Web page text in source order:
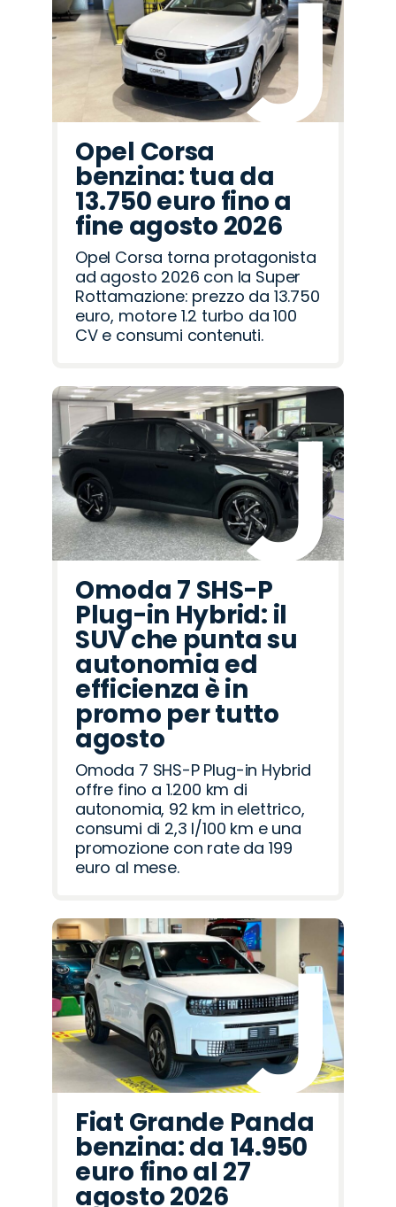
Opel Corsa
benzina: tua da
13.750 euro fino a
fine agosto 2026
Opel Corsa torna protagonista
ad agosto 2026 con la Super
Rottamazione: prezzo da 13.750
euro, motore 1.2 turbo da 100
CV e consumi contenuti.
Omoda 7 SHS-P
Plug-in Hybrid: il
SUV che punta su
autonomia ed
efficienza è in
promo per tutto
agosto
Omoda 7 SHS-P Plug-in Hybrid
offre fino a 1.200 km di
autonomia, 92 km in elettrico,
consumi di 2,3 l/100 km e una
promozione con rate da 199
euro al mese.
Fiat Grande Panda
benzina: da 14.950
euro fino al 27
agosto 2026